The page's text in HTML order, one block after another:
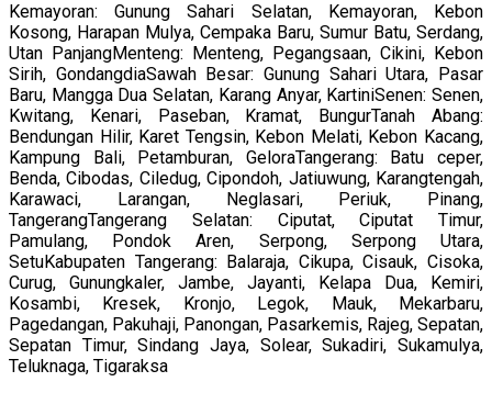
Kemayoran: Gunung Sahari Selatan, Kemayoran, Kebon
Kosong, Harapan Mulya, Cempaka Baru, Sumur Batu, Serdang,
Utan PanjangMenteng: Menteng, Pegangsaan, Cikini, Kebon
Sirih, GondangdiaSawah Besar: Gunung Sahari Utara, Pasar
Baru, Mangga Dua Selatan, Karang Anyar, KartiniSenen: Senen,
Kwitang, Kenari, Paseban, Kramat, BungurTanah Abang:
Bendungan Hilir, Karet Tengsin, Kebon Melati, Kebon Kacang,
Kampung Bali, Petamburan, GeloraTangerang: Batu ceper,
Benda, Cibodas, Ciledug, Cipondoh, Jatiuwung, Karangtengah,
Karawaci, Larangan, Neglasari, Periuk, Pinang,
TangerangTangerang Selatan: Ciputat, Ciputat Timur,
Pamulang, Pondok Aren, Serpong, Serpong Utara,
SetuKabupaten Tangerang: Balaraja, Cikupa, Cisauk, Cisoka,
Curug, Gunungkaler, Jambe, Jayanti, Kelapa Dua, Kemiri,
Kosambi, Kresek, Kronjo, Legok, Mauk, Mekarbaru,
Pagedangan, Pakuhaji, Panongan, Pasarkemis, Rajeg, Sepatan,
Sepatan Timur, Sindang Jaya, Solear, Sukadiri, Sukamulya,
Teluknaga, Tigaraksa